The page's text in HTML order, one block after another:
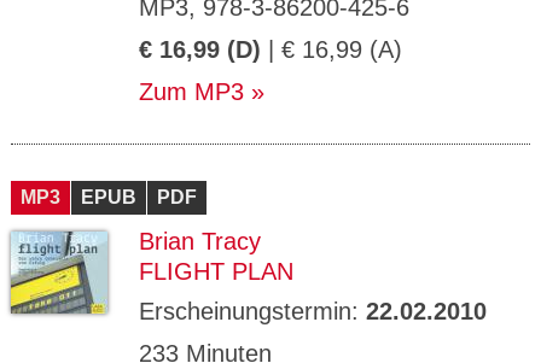
MP3, 978-3-86200-425-6
€ 16,99 (D) | € 16,99 (A)
Zum MP3
MP3 EPUB PDF
Brian Tracy
FLIGHT PLAN
Erscheinungstermin: 22.02.2010
233 Minuten